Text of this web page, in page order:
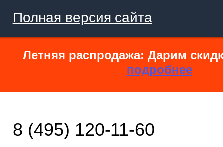
Полная версия сайта
Летняя распродажа: Дарим
подробнее
8 (495) 120-11-60